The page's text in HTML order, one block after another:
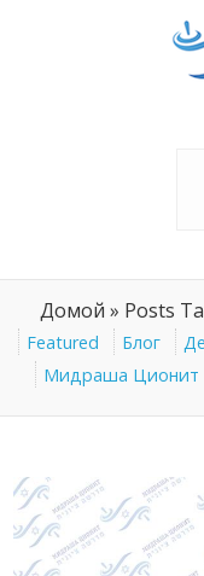
Домой » Posts
Featured Блог
Мидраша Ционит